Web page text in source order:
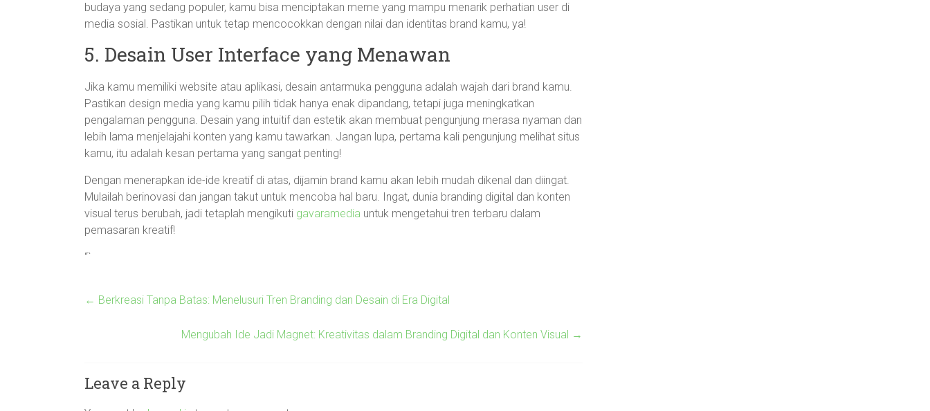
budaya yang sedang populer, kamu bisa menciptakan meme yang mampu menarik perhatian user di
media sosial. Pastikan untuk tetap mencocokkan dengan nilai dan identitas brand kamu, ya!
5. Desain User Interface yang Menawan
Jika kamu memiliki website atau aplikasi, desain antarmuka pengguna adalah wajah dari brand kamu.
Pastikan design media yang kamu pilih tidak hanya enak dipandang, tetapi juga meningkatkan
pengalaman pengguna. Desain yang intuitif dan estetik akan membuat pengunjung merasa nyaman dan
lebih lama menjelajahi konten yang kamu tawarkan. Jangan lupa, pertama kali pengunjung melihat situs
kamu, itu adalah kesan pertama yang sangat penting!
Dengan menerapkan ide-ide kreatif di atas, dijamin brand kamu akan lebih mudah dikenal dan diingat.
Mulailah berinovasi dan jangan takut untuk mencoba hal baru. Ingat, dunia branding digital dan konten
visual terus berubah, jadi tetaplah mengikuti gavaramedia untuk mengetahui tren terbaru dalam
pemasaran kreatif!
“`
← Berkreasi Tanpa Batas: Menelusuri Tren Branding dan Desain di Era Digital
Mengubah Ide Jadi Magnet: Kreativitas dalam Branding Digital dan Konten Visual →
Leave a Reply